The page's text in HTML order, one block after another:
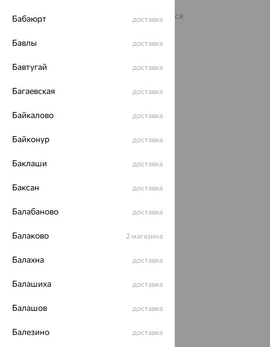
На информационном ресурсе применяются
рекомендательные технологии
ОГРН 1044800168379
Разработка сайта —
Бабаюрт доставка
Бавлы доставка
Бавтугай доставка
Багаевская доставка
Байкалово доставка
Байконур доставка
Баклаши доставка
Баксан доставка
Балабаново доставка
Балаково 2 магазина
Балахна доставка
Балашиха доставка
Балашов доставка
Балезино доставка